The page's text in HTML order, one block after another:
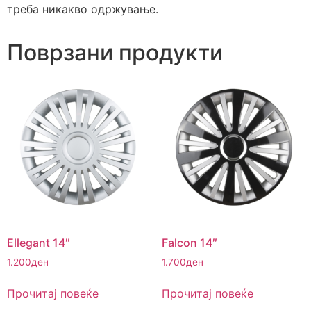
треба никакво одржување.
Поврзани продукти
Ellegant 14″
1.200ден
Прочитај повеќе
Falcon 14″
1.700ден
Прочитај повеќе